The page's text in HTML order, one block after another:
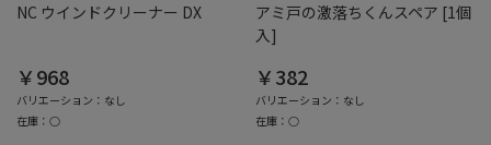
NC ウインドクリーナー DX
￥968
バリエーション：なし
在庫：○
アミ戸の激落ちくんスペア [1個
入]
￥382
バリエーション：なし
在庫：○